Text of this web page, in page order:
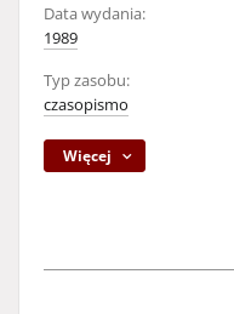
Data wydania:
1989
Typ zasobu:
czasopismo
Więcej